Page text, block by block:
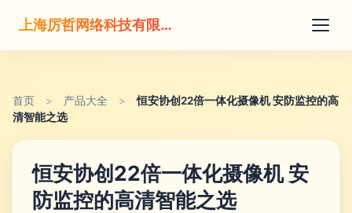
上海厉哲网络科技有限公司
首页 > 产品大全 >
恒安协创22倍一体化摄像机 安防监控的高
清智能之选
恒安协创22倍一体化摄像机 安
防监控的高清智能之选